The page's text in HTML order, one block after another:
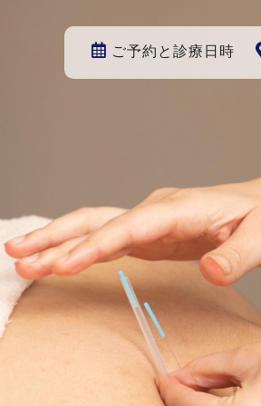
ご予約と診療日時